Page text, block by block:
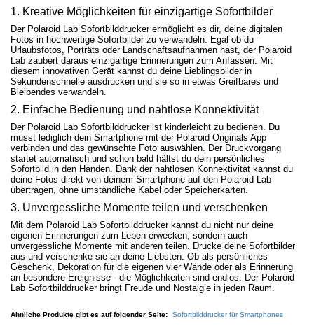
1. Kreative Möglichkeiten für einzigartige Sofortbilder
Der Polaroid Lab Sofortbilddrucker ermöglicht es dir, deine digitalen
Fotos in hochwertige Sofortbilder zu verwandeln. Egal ob du
Urlaubsfotos, Porträts oder Landschaftsaufnahmen hast, der Polaroid
Lab zaubert daraus einzigartige Erinnerungen zum Anfassen. Mit
diesem innovativen Gerät kannst du deine Lieblingsbilder in
Sekundenschnelle ausdrucken und sie so in etwas Greifbares und
Bleibendes verwandeln.
2. Einfache Bedienung und nahtlose Konnektivität
Der Polaroid Lab Sofortbilddrucker ist kinderleicht zu bedienen. Du
musst lediglich dein Smartphone mit der Polaroid Originals App
verbinden und das gewünschte Foto auswählen. Der Druckvorgang
startet automatisch und schon bald hältst du dein persönliches
Sofortbild in den Händen. Dank der nahtlosen Konnektivität kannst du
deine Fotos direkt von deinem Smartphone auf den Polaroid Lab
übertragen, ohne umständliche Kabel oder Speicherkarten.
3. Unvergessliche Momente teilen und verschenken
Mit dem Polaroid Lab Sofortbilddrucker kannst du nicht nur deine
eigenen Erinnerungen zum Leben erwecken, sondern auch
unvergessliche Momente mit anderen teilen. Drucke deine Sofortbilder
aus und verschenke sie an deine Liebsten. Ob als persönliches
Geschenk, Dekoration für die eigenen vier Wände oder als Erinnerung
an besondere Ereignisse - die Möglichkeiten sind endlos. Der Polaroid
Lab Sofortbilddrucker bringt Freude und Nostalgie in jeden Raum.
Ähnliche Produkte gibt es auf folgender Seite: Sofortbilddrucker für Smartphones